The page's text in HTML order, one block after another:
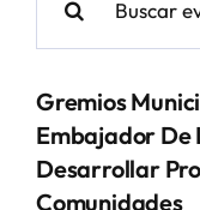
Gremios
Embajador De
Desarrollar
Comunidades